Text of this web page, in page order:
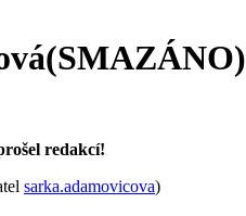
redakcí!
sarka.adamovicova)